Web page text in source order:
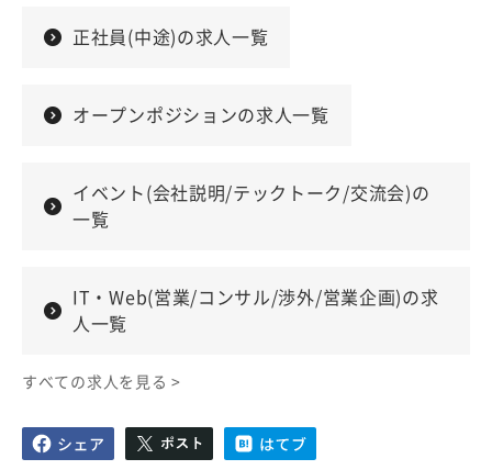
正社員(中途)の求人一覧
オープンポジションの求人一覧
イベント(会社説明/テックトーク/交流会)の
一覧
IT・Web(営業/コンサル/渉外/営業企画)の求
人一覧
すべての求人を見る >